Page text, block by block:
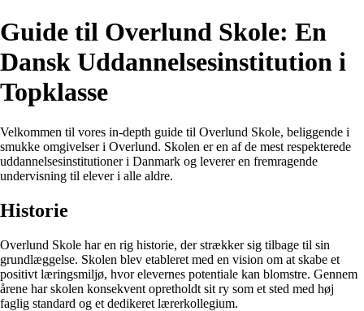
Guide til Overlund Skole: En
Dansk Uddannelsesinstitution i
Topklasse
Velkommen til vores in-depth guide til Overlund Skole, beliggende i
smukke omgivelser i Overlund. Skolen er en af de mest respekterede
uddannelsesinstitutioner i Danmark og leverer en fremragende
undervisning til elever i alle aldre.
Historie
Overlund Skole har en rig historie, der strækker sig tilbage til sin
grundlæggelse. Skolen blev etableret med en vision om at skabe et
positivt læringsmiljø, hvor elevernes potentiale kan blomstre. Gennem
årene har skolen konsekvent opretholdt sit ry som et sted med høj
faglig standard og et dedikeret lærerkollegium.